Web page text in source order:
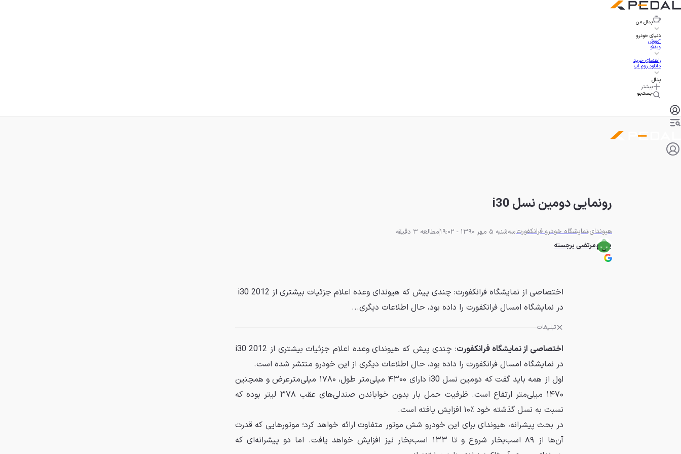
پدال من
دنیای خودرو
آموزش
ویدئو
راهنمای خرید
دانلود زوم اپ
پدال
بیشتر
جستجو
رونمایی دومین نسل i30
هیونداینمایشگاه خودرو فرانکفورتسه‌شنبه 5 مهر 1390 - 19:02
مطالعه 3 دقیقه
مرتضی برجسته
اختصاصی از نمایشگاه فرانکفورت: چندی پیش که هیوندای وعده اعلام جزئیات بیشتری از i30 2012
در نمایشگاه امسال فرانکفورت را داده بود، حال اطلاعات دیگری...
تبلیغات
اختصاصی از نمایشگاه فرانکفورت
: چندی پیش که هیوندای وعده اعلام جزئیات بیشتری از i30 2012
در نمایشگاه امسال فرانکفورت را داده بود، حال اطلاعات دیگری از این خودرو منتشر شده است.
اول از همه باید گفت که دومین نسل i30 دارای ۴۳۰۰ میلی‌متر طول، ۱۷۸۰ میلی‌مترعرض و همچنین
۱۴۷۰ میلی‌متر ارتفاع است. ظرفیت حمل بار بدون خواباندن صندلی‌های عقب ۳۷۸ لیتر بوده که
نسبت به نسل گذشته خود ٪۱۰ افزایش یافته است.
در بحث پیشرانه، هیوندای برای این خودرو شش موتور متفاوت ارائه خواهد کرد؛ موتورهایی که قدرت
آن‌ها از ۸۹ اسب‌بخار شروع و تا ۱۳۳ اسب‌بخار نیز افزایش خواهد یافت. اما دو پیشرانه‌ای که